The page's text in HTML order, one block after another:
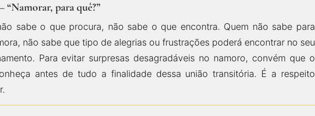
“Namorar, para quê?”
sabe o que procura, não sabe o que encontra. Quem não sabe para
não sabe que tipo de alegrias ou frustrações poderá encontrar no seu
Para evitar surpresas desagradáveis no namoro, convém que o
antes de tudo a finalidade dessa união transitória. É a respeito